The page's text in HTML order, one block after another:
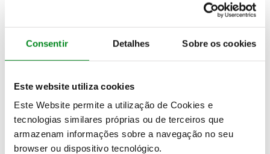
Consentir Detalhes Sobre os cookies
Este website utiliza cookies
Este Website permite a utilização de Cookies e
tecnologias similares próprias ou de terceiros que
armazenam informações sobre a navegação no seu
browser ou dispositivo tecnológico.
distinguido com o Prémio Inovação, atribuído pela
Federação Internacional do Automóvel (FIA).
A razão para esta distinção foi a criação e
desenvolvimento de uma aplicação para
smartphone, a ACP Electric by Evio, uma inovadora
solução para gerir os carregamentos de viaturas
elétricas.